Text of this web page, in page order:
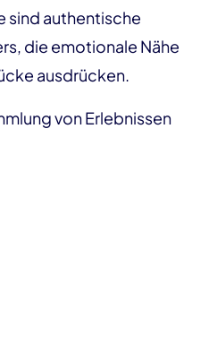
sind authentische
die emotionale Nähe
ausdrücken.
von Erlebnissen